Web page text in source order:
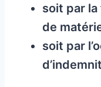
soit par
de
soit par